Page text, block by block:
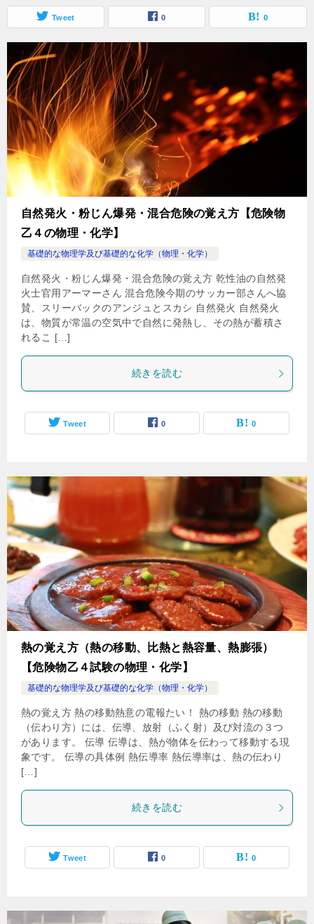
Tweet 0 0
自然発火・粉じん爆発・混合危険の覚え方【危険物
乙４の物理・化学】
基礎的な物理学及び基礎的な化学（物理・化学）
自然発火・粉じん爆発・混合危険の覚え方 乾性油の自然発
火士官用アーマーさん 混合危険今期のサッカー部さんへ協
賛、スリーバックのアンジュとスカシ 自然発火 自然発火
は、物質が常温の空気中で自然に発熱し、その熱が蓄積さ
れるこ […]
続きを読む
Tweet 0 0
熱の覚え方（熱の移動、比熱と熱容量、熱膨張）
【危険物乙４試験の物理・化学】
基礎的な物理学及び基礎的な化学（物理・化学）
熱の覚え方 熱の移動熱意の電報たい！ 熱の移動 熱の移動
（伝わり方）には、伝導、放射（ふく射）及び対流の３つ
があります。 伝導 伝導は、熱が物体を伝わって移動する現
象です。 伝導の具体例 熱伝導率 熱伝導率は、熱の伝わり
[…]
続きを読む
Tweet 0 0